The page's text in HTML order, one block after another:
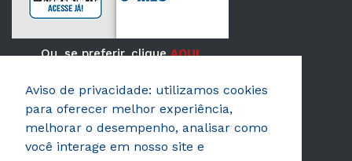
Ou, se preferir, cliqueAQUI
Verificada por
Aviso de privacidade: utilizamos cookies
para oferecer melhor experiência,
melhorar o desempenho, analisar como
você interage em nosso site e